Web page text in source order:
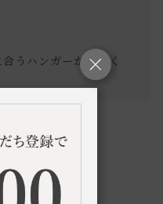
うハンガーが欲しく